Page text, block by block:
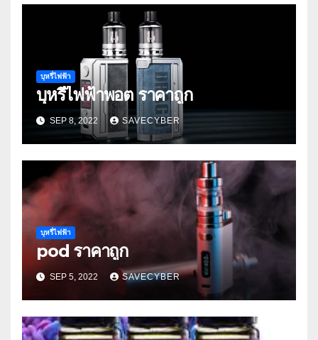
บุหรี่ไฟฟ้า
บุหรี่ไฟฟ้าพอต ราคาถูก
SEP 8, 2022 SAVECYBER
บุหรี่ไฟฟ้า
pod ราคาถูก
SEP 5, 2022 SAVECYBER